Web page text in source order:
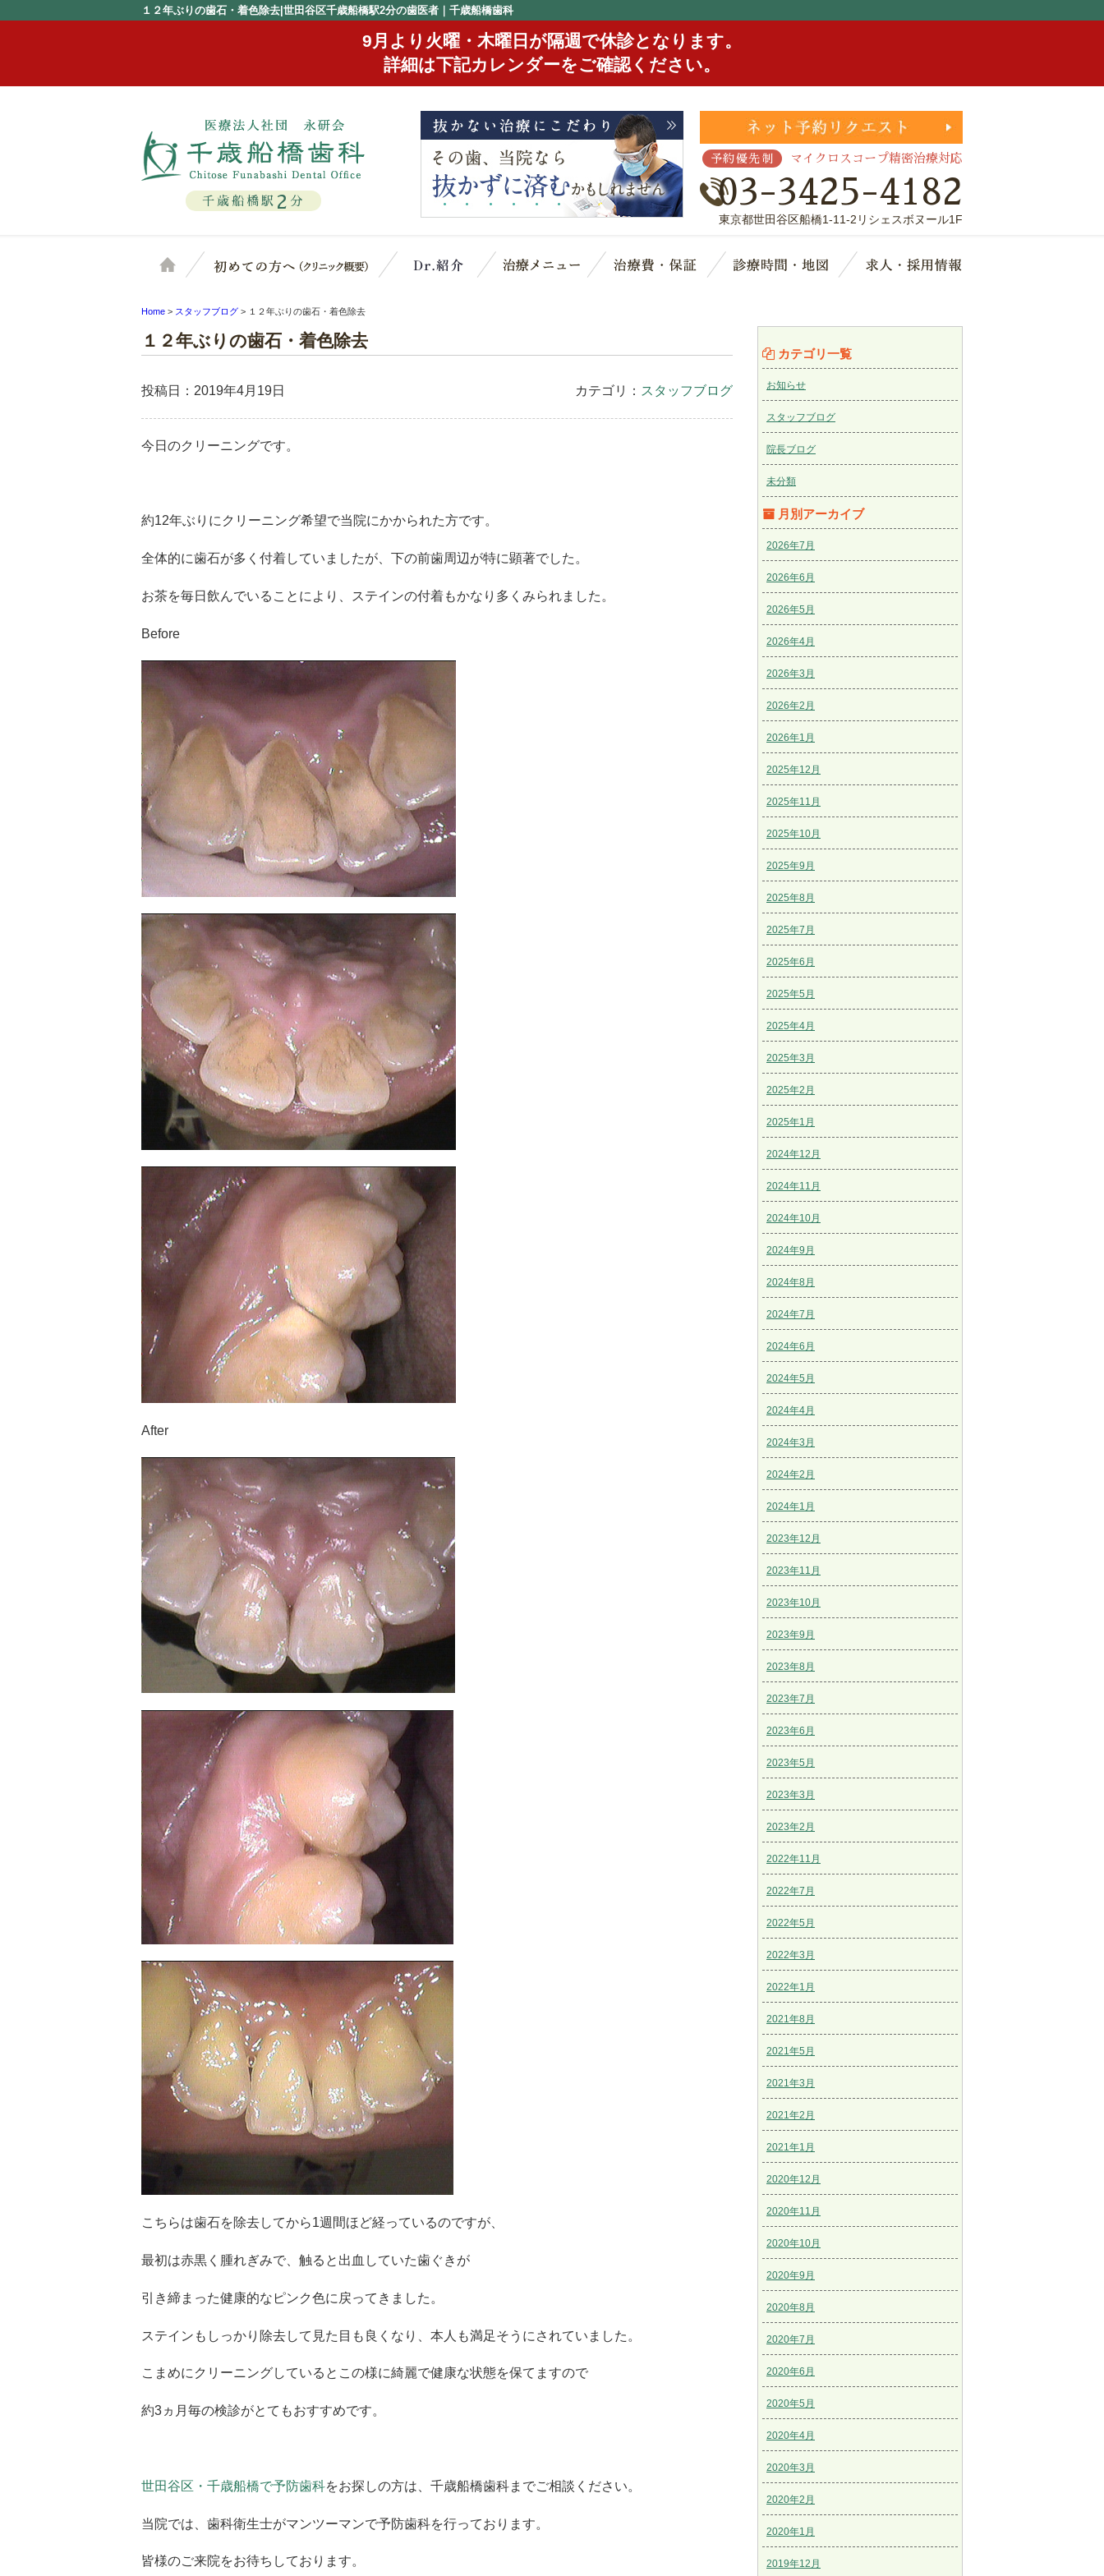
１２年ぶりの歯石・着色除去|世田谷区千歳船橋駅2分の歯医者｜千歳船橋歯科
9月より火曜・木曜日が隔週で休診となります。
詳細は下記カレンダーをご確認ください。
千歳船橋駅 2 分
予約優先制 マイクロスコープ精密治療対応
03-3425-4182
東京都世田谷区船橋1-11-2リシェスボヌール1F
ホーム クリニック概要(初めての方へ)
スタッフ紹介 治療メニュー 治療費・保証 診療時間・地図
Home > スタッフブログ > １２年ぶりの歯石・着色除去
１２年ぶりの歯石・着色除去
投稿日：2019年4月19日 カテゴリ： スタッフブログ
今日のクリーニングです。
約12年ぶりにクリーニング希望で当院にかかられた方です。
全体的に歯石が多く付着していましたが、 下の前歯周辺が特に顕著でした。
お茶を毎日飲んでいることにより、 ステインの付着もかなり多くみられました。
Before
After
こちらは歯石を除去してから1週間ほど経っているのですが、
最初は赤黒く腫れぎみで、触ると出血していた歯ぐきが
引き締まった健康的なピンク色に戻ってきました。
ステインもしっかり除去して見た目も良くなり、 本人も満足そうにされていました。
こまめにクリーニングしているとこの様に綺麗で健康な状態を保て ますので
約3ヵ月毎の検診がとてもおすすめです。
世田谷区・千歳船橋で予防歯科をお探しの方は、千歳船橋歯科までご相談ください。
当院では、歯科衛生士がマンツーマンで予防歯科を行っております。
皆様のご来院をお待ちしております。
カテゴリ一覧
お知らせ
スタッフブログ
院長ブログ
未分類
月別アーカイブ
2026年7月
2026年6月
2026年5月
2026年4月
2026年3月
2026年2月
2026年1月
2025年12月
2025年11月
2025年10月
2025年9月
2025年8月
2025年7月
2025年6月
2025年5月
2025年4月
2025年3月
2025年2月
2025年1月
2024年12月
2024年11月
2024年10月
2024年9月
2024年8月
2024年7月
2024年6月
2024年5月
2024年4月
2024年3月
2024年2月
2024年1月
2023年12月
2023年11月
2023年10月
2023年9月
2023年8月
2023年7月
2023年6月
2023年5月
2023年3月
2023年2月
2022年11月
2022年7月
2022年5月
2022年3月
2022年1月
2021年8月
2021年5月
2021年3月
2021年2月
2021年1月
2020年12月
2020年11月
2020年10月
2020年9月
2020年8月
2020年7月
2020年6月
2020年5月
2020年4月
2020年3月
2020年2月
2020年1月
2019年12月